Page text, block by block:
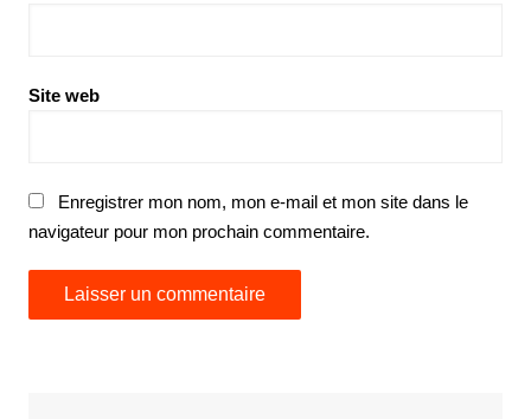
Site web
Enregistrer mon nom, mon e-mail et mon site dans le
navigateur pour mon prochain commentaire.